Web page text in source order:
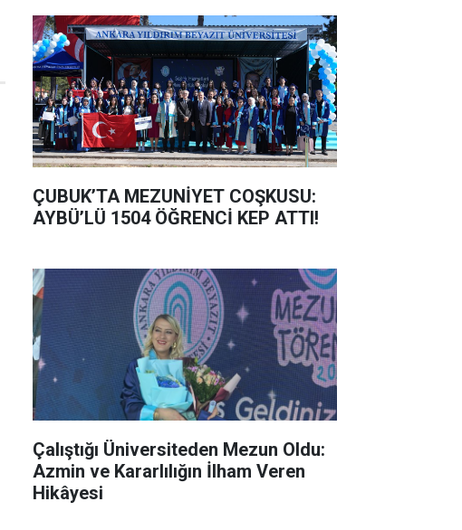
ÇUBUK’TA MEZUNİYET COŞKUSU:
AYBÜ’LÜ 1504 ÖĞRENCİ KEP ATTI!
Çalıştığı Üniversiteden Mezun Oldu:
Azmin ve Kararlılığın İlham Veren
Hikâyesi